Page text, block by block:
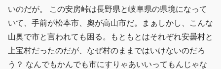
いのだが。 この安房峠は長野県と岐阜県の県境になって
いて、手前が松本市、奧が高山市だ。まぁしかし、こんな
山奥で市と言われても困る。もともとはそれぞれ安曇村と
上宝村だったのだが、なぜ村のままではいけないのだろ
う？ なんでもかんでも市にすりゃあいいってもんじゃな